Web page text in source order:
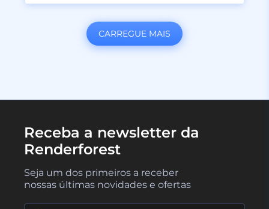
CARREGUE MAIS
Receba a newsletter da
Renderforest
Seja um dos primeiros a receber
nossas últimas novidades e ofertas